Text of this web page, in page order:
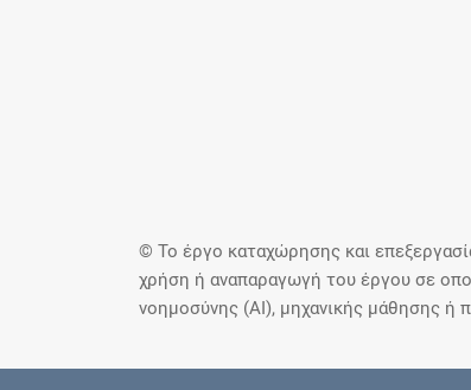
© Το έργο καταχώρησης και
χρήση ή αναπαραγωγή του έργου σε
νοημοσύνης (AI), μηχανικής μάθησης ή